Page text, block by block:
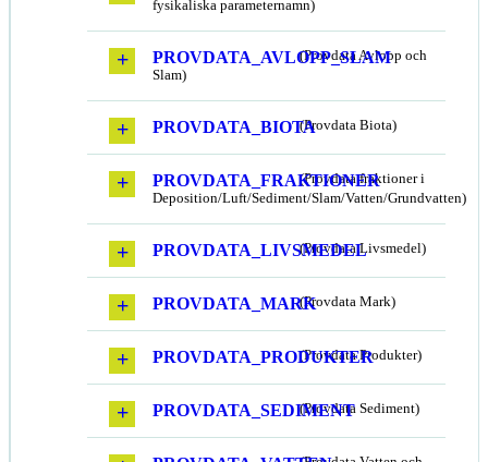
fysikaliska parameternamn)
PROVDATA_AVLOPP_SLAM
(Provdata Avlopp och
Slam)
PROVDATA_BIOTA(Provdata Biota)
PROVDATA_FRAKTIONER
(Provdata fraktioner i
Deposition/Luft/Sediment/Slam/Vatten/Grundvatten)
PROVDATA_LIVSMEDEL
(Provdata Livsmedel)
PROVDATA_MARK(Provdata Mark)
PROVDATA_PRODUKTER
(Provdata Produkter)
PROVDATA_SEDIMENT(Provdata Sediment)